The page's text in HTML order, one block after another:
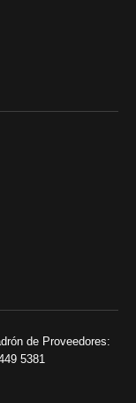
de Proveedores:
5381